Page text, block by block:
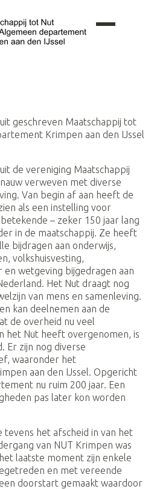
geschreven Maatschappij tot
Krimpen aan den IJssel
de vereniging Maatschappij
verweven met diverse
Van begin af aan heeft de
als een instelling voor
– zeker 150 jaar lang
in de maatschappij. Ze heeft
bijdragen aan onderwijs,
volkshuisvesting,
en wetgeving bijgedragen aan
Het Nut draagt nog
van mens en samenleving.
kan deelnemen aan de
de overheid nu veel
het Nut heeft overgenomen, is
Er zijn nog diverse
waaronder het
aan den IJssel. Opgericht
nu ruim 200 jaar. Een
pas later kon worden
tevens het afscheid in van het
van NUT Krimpen was
laatste moment zijn enkele
en met vereende
doorstart gemaakt waardoor